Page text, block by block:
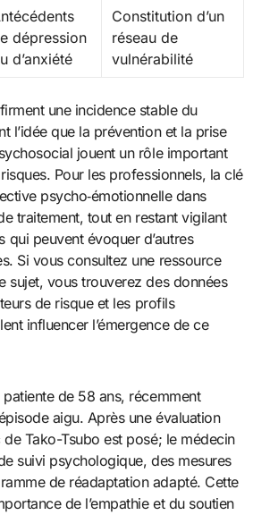
dépression
d’anxiété
Constitution d’un
réseau de
vulnérabilité
une incidence stable du
l’idée que la prévention et la prise
jouent un rôle important
Pour les professionnels, la clé
psycho‑émotionnelle dans
traitement, tout en restant vigilant
qui peuvent évoquer d’autres
Si vous consultez une ressource
sujet, vous trouverez des données
de risque et les profils
influencer l’émergence de ce
de 58 ans, récemment
aigu. Après une évaluation
Tako-Tsubo est posé; le médecin
suivi psychologique, des mesures
de réadaptation adapté. Cette
de l’empathie et du soutien